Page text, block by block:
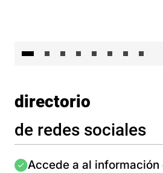
directorio
de redes sociales
Imagen
Accede a al información